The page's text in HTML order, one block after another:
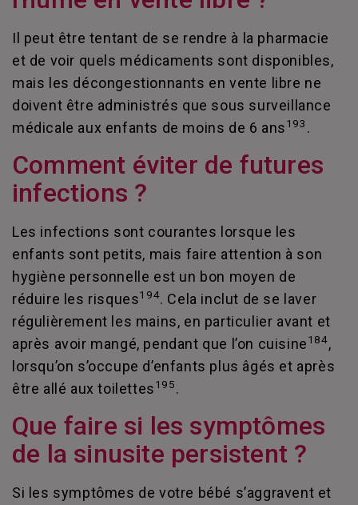
Il peut être tentant de se rendre à la pharmacie
et de voir quels médicaments sont disponibles,
mais les décongestionnants en vente libre ne
doivent être administrés que sous surveillance
médicale aux enfants de moins de 6 ans193 .
Comment éviter de futures
infections ?
Les infections sont courantes lorsque les
enfants sont petits, mais faire attention à son
hygiène personnelle est un bon moyen de
réduire les risques194. Cela inclut de se laver
régulièrement les mains, en particulier avant et
après avoir mangé, pendant que l’on cuisine184,
lorsqu’on s’occupe d’enfants plus âgés et après
être allé aux toilettes195.
Que faire si les symptômes
de la sinusite persistent ?
Si les symptômes de votre bébé s’aggravent et